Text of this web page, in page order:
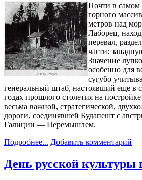
Почти в самом
горного
метров над
Лаборец,
перевал,
части:
Значение
особенно для
сугубо
генеральный штаб, настоявший еще в
годах прошлого столетия на постройке
весьма важной, стратегической,
дороги, соединявшей Будапешт с
Галиции — Перемышлем.
Подробнее... Добавить комментарий
День русской культуры